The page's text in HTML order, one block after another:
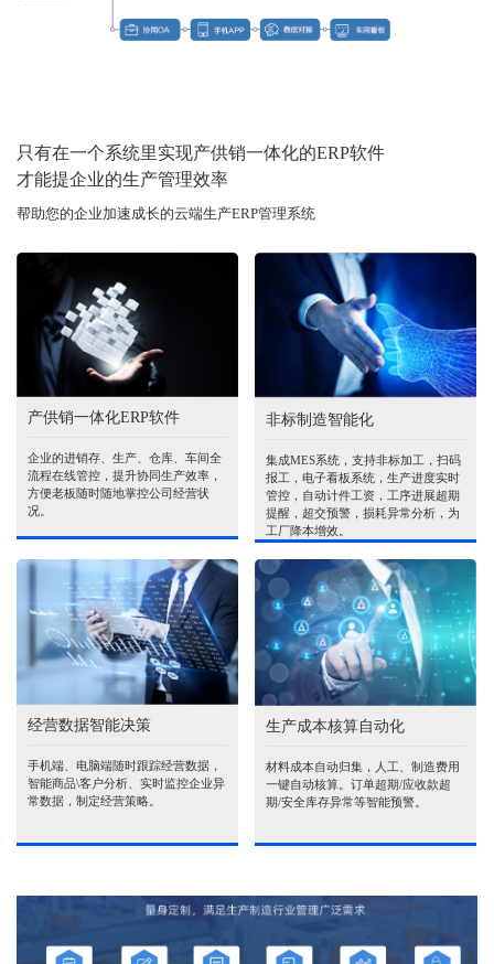
只有在一个系统里实现产供销一体化的ERP软件
才能提企业的生产管理效率
帮助您的企业加速成长的云端生产ERP管理系统
产供销一体化ERP软件
企业的进销存、生产、仓库、车间全
流程在线管控，提升协同生产效率，
方便老板随时随地掌控公司经营状
况。
非标制造智能化
集成MES系统，支持非标加工，扫码
报工，电子看板系统，生产进度实时
管控，自动计件工资，工序进展超期
提醒，超交预警，损耗异常分析，为
工厂降本增效。
经营数据智能决策
手机端、电脑端随时跟踪经营数据，
智能商品\客户分析、实时监控企业异
常数据，制定经营策略。
生产成本核算自动化
材料成本自动归集，人工、制造费用
一键自动核算。订单超期/应收款超
期/安全库存异常等智能预警。